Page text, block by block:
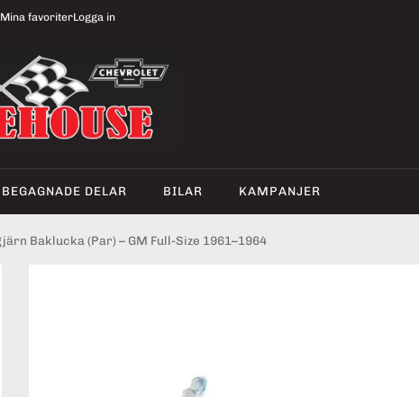
Mina favoriterLogga in
BEGAGNADE DELAR BILAR KAMPANJER
Baklucka (Par) – GM Full-Size 1961–1964